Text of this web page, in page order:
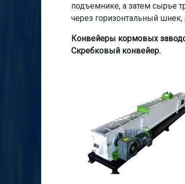
подъемнике, а затем сырье
через горизонтальный
Конвейеры кормовых
Скребковый конвейер.